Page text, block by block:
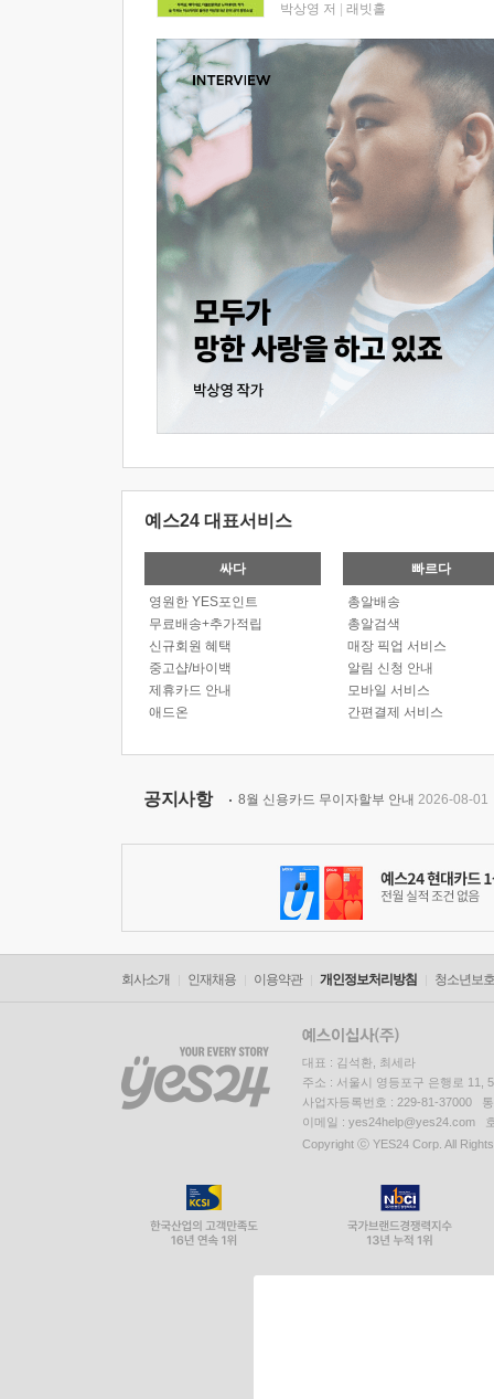
박상영 저 래빗홀
예스24 대표서비스
싸다
영원한 YES포인트
무료배송+추가적립
신규회원 혜택
중고샵/바이백
제휴카드 안내
애드온
빠르다
총알배송
총알검색
매장 픽업 서비스
알림 신청 안내
모바일 서비스
간편결제 서비스
공지사항 8월 신용카드 무이자할부 안내 2026-08-01
회사소개 인재채용 이용약관 개인정보처리방침 청소년보
대표 : 김석환, 최세라
주소 : 서울시 영등포구 은행로 11,
사업자등록번호 : 229-81-37000
이메일 : yes24help@yes24.com
Copyright ⓒ YES24 Corp. All